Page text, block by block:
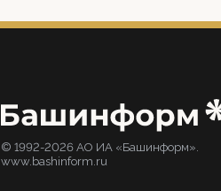
© 1992-2026 АО ИА «Башинформ».
www.bashinform.ru